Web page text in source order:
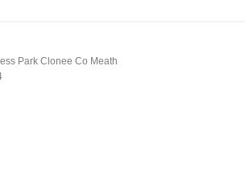
Park Clonee Co Meath